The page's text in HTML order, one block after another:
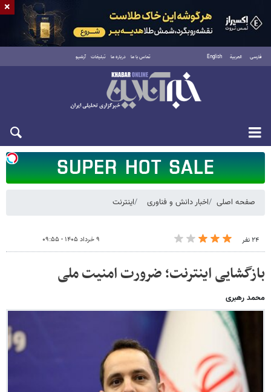
فارسی العربية English تماس با ما درباره ما تبلیغات آرشیو
شنبه ۱۷ مرداد ۱۴۰۵
صفحه اصلی اخبار دانش و فناوری اینترنت
۲۴ نفر ۹ خرداد ۱۴۰۵ - ۰۹:۵۵
بازگشایی اینترنت؛ ضرورت امنیت ملی
محمد رهبری
×